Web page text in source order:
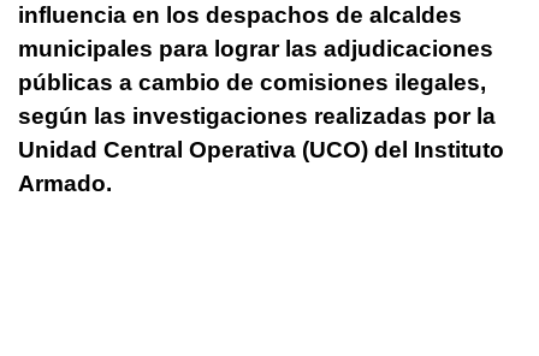
influencia en los despachos de alcaldes
municipales para lograr las adjudicaciones
públicas a cambio de comisiones ilegales,
según las investigaciones realizadas por la
Unidad Central Operativa (UCO) del Instituto
Armado.